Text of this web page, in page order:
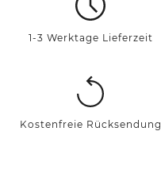
1-3 Werktage Lieferzeit
Kostenfreie Rücksendung